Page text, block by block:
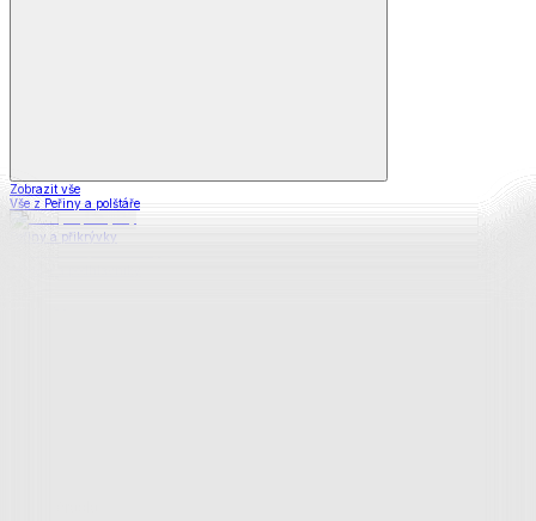
Zobrazit vše
Vše z Peřiny a polštáře
Peřiny a přikrývky